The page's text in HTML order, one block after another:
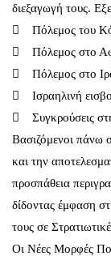
διεξαγωγή τους.
 Πόλεμος του
 Πόλεμος στο
 Πόλεμος στο
 Ισραηλινή
 Συγκρούσεις
Βασιζόμενοι πάνω
και την
προσπάθεια
δίδοντας έμφαση
τους σε
Οι Νέες Μορφές